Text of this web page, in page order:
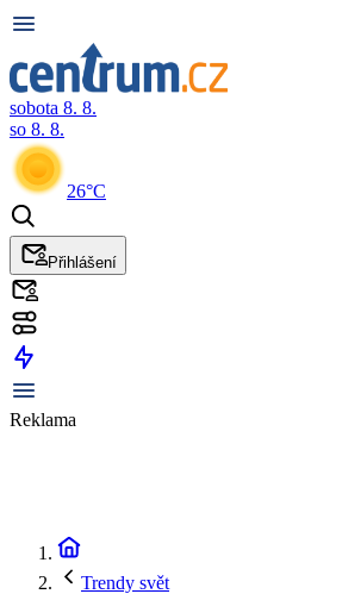
sobota 8. 8.
so 8. 8.
26°C
Přihlášení
Reklama
Trendy svět